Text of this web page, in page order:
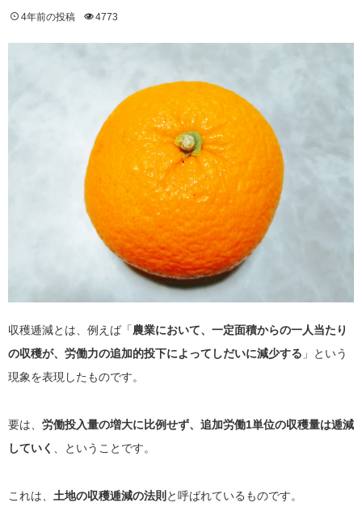
4年前の投稿 4773
収穫逓減とは、例えば「農業において、一定面積からの一人当たり
の収穫が、労働力の追加的投下によってしだいに減少する 」という
現象を表現したものです。
要は、 労働投入量の増大に比例せず、追加労働1単位の収穫量は逓減
していく
、ということです。
これは、 土地の収穫逓減の法則 と呼ばれているものです。